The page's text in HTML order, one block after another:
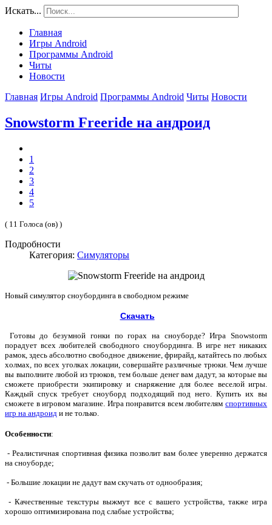
Искать...
Главная
Игры Android
Программы Android
Читы
Новости
Главная Игры Android Программы Android Читы Новости
Snowstorm Freeride на андроид
1
2
3
4
5
( 11 Голоса (ов) )
Подробности
Категория: Симуляторы
Новый симулятор сноубординга в свободном режиме
Скачать
Готовы до безумной гонки по горах на сноуборде? Игра Snowstorm
порадует всех любителей свободного сноубординга. В игре нет никаких
рамок, здесь абсолютно свободное движение, фрирайд, катайтесь по любых
холмах, по всех уголках локации, совершайте различные трюки. Чем лучше
вы выполните любой из трюков, тем больше денег вам дадут, за которые вы
сможете приобрести экипировку и снаряжение для более веселой игры.
Каждый спуск требует сноуборд подходящий под него. Купить их вы
сможете в игровом магазине. Игра понравится всем любителям спортивных
игр на андроид и не только.
Особенности:
- Реалистичная спортивная физика позволит вам более уверенно держатся
на сноуборде;
- Большие локации не дадут вам скучать от однообразия;
- Качественные текстуры выжмут все с вашего устройства, также игра
хорошо оптимизирована под слабые устройства;